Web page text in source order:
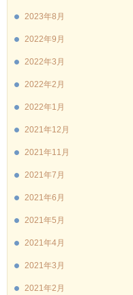
2023年8月
2022年9月
2022年3月
2022年2月
2022年1月
2021年12月
2021年11月
2021年7月
2021年6月
2021年5月
2021年4月
2021年3月
2021年2月